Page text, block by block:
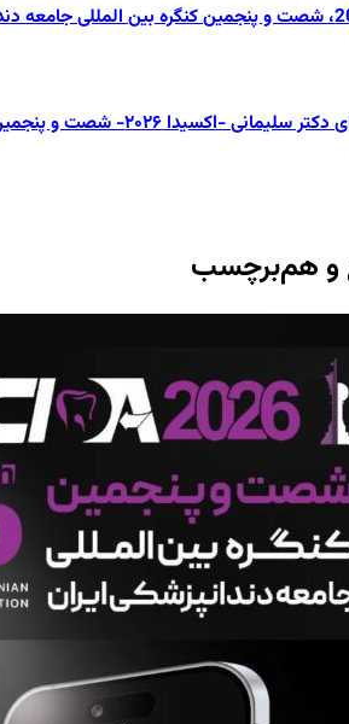
۲۰۲۶- شصت و پنجمین کنگره بین‌المللی جامعه دندانپزشکی ایران
و هم‌برچسب